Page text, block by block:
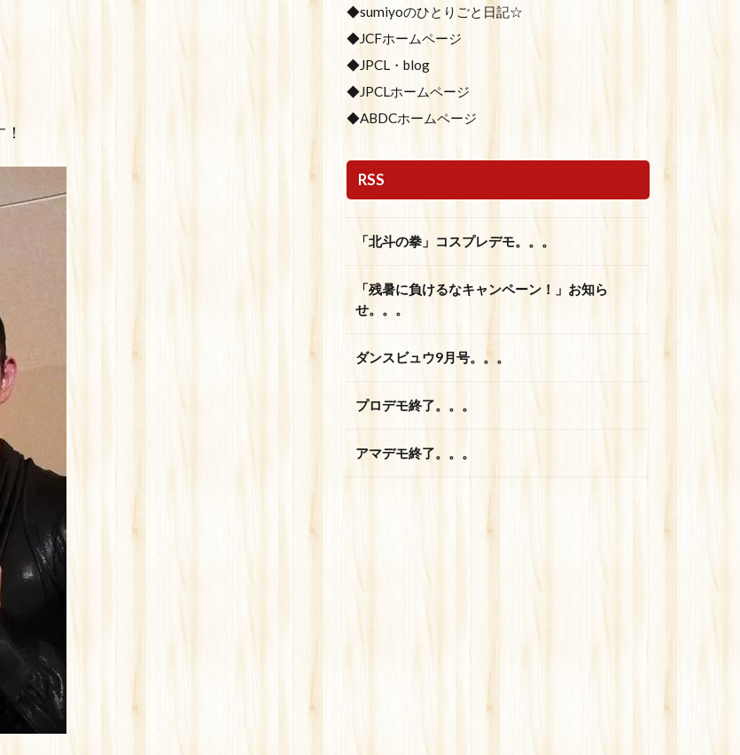
◆sumiyoのひとりごと日記☆
◆JCFホームページ
◆JPCL・blog
◆JPCLホームページ
◆ABDCホームページ
RSS
「北斗の拳」コスプレデモ。。。
「残暑に負けるなキャンペーン！」お知ら
せ。。。
ダンスビュウ9月号。。。
プロデモ終了。。。
アマデモ終了。。。